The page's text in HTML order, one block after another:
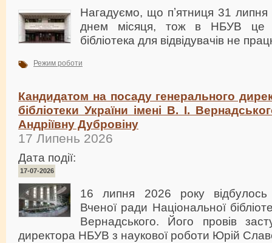
Нагадуємо, що пʼятниця 31
днем місяця, тож в НБУВ це
бібліотека для відвідувачів не
Режим роботи
Кандидатом на посаду генерального
бібліотеки України імені В. І.
Андріївну Дубровіну
17 Липень 2026
Дата події:
17-07-2026
16 липня 2026 року відбулось
Вченої ради Національної
Вернадського. Його провів
директора НБУВ з наукової роботи Юрій